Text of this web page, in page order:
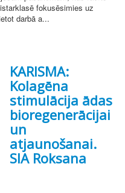
fokusēsimies uz
darbā a...
KARISMA:
Kolagēna
stimulācija ādas
bioregenerācijai
un
atjaunošanai.
SIA Roksana